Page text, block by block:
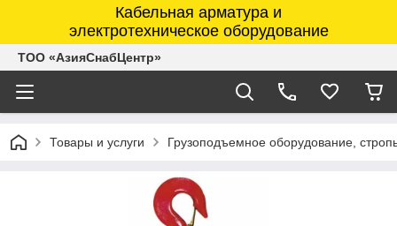
Кабельная арматура и
электротехническое оборудование
ТОО «АзияСнабЦентр»
Товары и услуги Грузоподъемное оборудование,